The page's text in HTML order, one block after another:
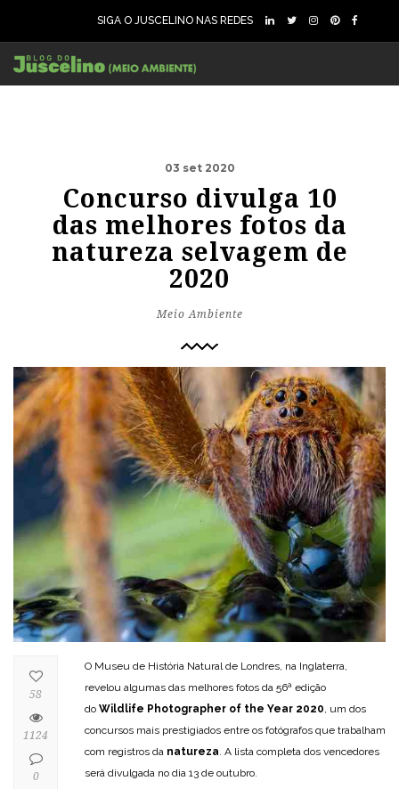
SIGA O JUSCELINO NAS REDES
03 set 2020
Concurso divulga 10
das melhores fotos da
natureza selvagem de
2020
Meio Ambiente
O Museu de História Natural de Londres, na Inglaterra,
revelou algumas das melhores fotos da 56ª edição
do Wildlife Photographer of the Year 2020 , um dos
concursos mais prestigiados entre os fotógrafos que trabalham
com registros da natureza . A lista completa dos vencedores
será divulgada no dia 13 de outubro.
58
1124
0